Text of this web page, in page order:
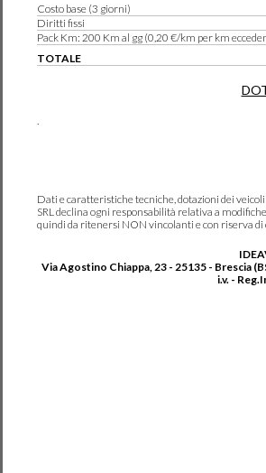
Costo base (3 giorni)
Diritti fissi
Pack Km: 200 Km al gg (0,20 €/km per km
TOTALE
.
Dati e caratteristiche tecniche, dotazioni dei
SRL declina ogni responsabilità relativa a
quindi da ritenersi NON vincolanti e con riserva di
Via Agostino Chiappa, 23 - 25135 - Brescia
i.v. -